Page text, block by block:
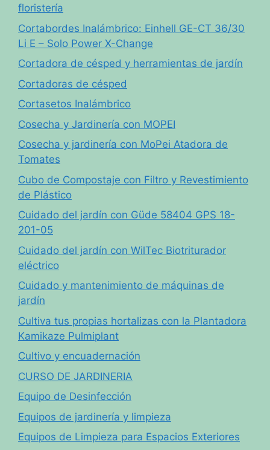
floristería
Cortabordes Inalámbrico: Einhell GE-CT 36/30
Li E – Solo Power X-Change
Cortadora de césped y herramientas de jardín
Cortadoras de césped
Cortasetos Inalámbrico
Cosecha y Jardinería con MOPEI
Cosecha y jardinería con MoPei Atadora de
Tomates
Cubo de Compostaje con Filtro y Revestimiento
de Plástico
Cuidado del jardín con Güde 58404 GPS 18-
201-05
Cuidado del jardín con WilTec Biotriturador
eléctrico
Cuidado y mantenimiento de máquinas de
jardín
Cultiva tus propias hortalizas con la Plantadora
Kamikaze Pulmiplant
Cultivo y encuadernación
CURSO DE JARDINERIA
Equipo de Desinfección
Equipos de jardinería y limpieza
Equipos de Limpieza para Espacios Exteriores